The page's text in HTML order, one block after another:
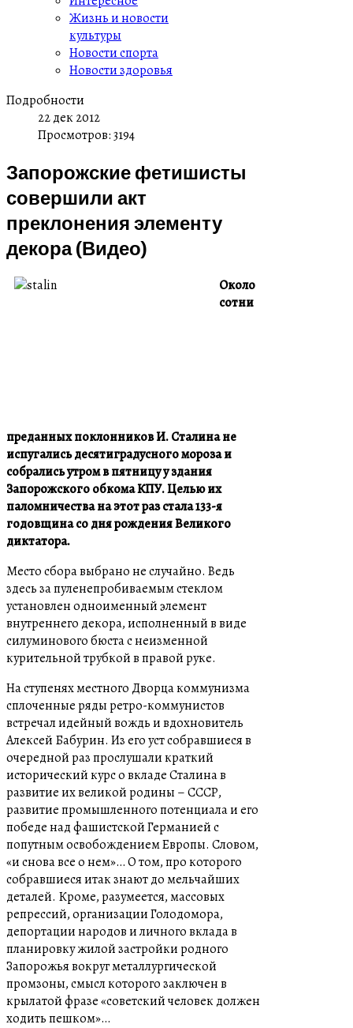
Жизнь и новости
культуры
Новости спорта
Новости здоровья
Подробности
22 дек 2012
Просмотров: 3194
Запорожские фетишисты
совершили акт
преклонения элементу
декора (Видео)
Около
сотни
преданных поклонников И. Сталина не
испугались десятиградусного мороза и
собрались утром в пятницу у здания
Запорожского обкома КПУ. Целью их
паломничества на этот раз стала 133-я
годовщина со дня рождения Великого
диктатора.
Место сбора выбрано не случайно. Ведь
здесь за пуленепробиваемым стеклом
установлен одноименный элемент
внутреннего декора, исполненный в виде
силуминового бюста с неизменной
курительной трубкой в правой руке.
На ступенях местного Дворца коммунизма
сплоченные ряды ретро-коммунистов
встречал идейный вождь и вдохновитель
Алексей Бабурин. Из его уст собравшиеся в
очередной раз прослушали краткий
исторический курс о вкладе Сталина в
развитие их великой родины – СССР,
развитие промышленного потенциала и его
победе над фашистской Германией с
попутным освобождением Европы. Словом,
«и снова все о нем»… О том, про которого
собравшиеся итак знают до мельчайших
деталей. Кроме, разумеется, массовых
репрессий, организации Голодомора,
депортации народов и личного вклада в
планировку жилой застройки родного
Запорожья вокруг металлургической
промзоны, смысл которого заключен в
крылатой фразе «советский человек должен
ходить пешком»…